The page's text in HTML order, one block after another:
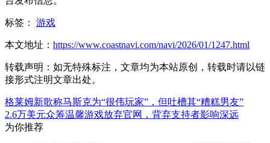
标签： 游戏
本文地址： https://www.coastnavi.com/navi/2026/01/1247.html
转载声明： 如无特殊标注，文章均为本站原创，转载时请以链
接形式注明文章出处。
格莱姆新歌称马斯克为“很伟玩家”，但吐槽其“糟糕男友”
2.6万美元众筹温馨游戏放弃官网，背弃支持者影响深远
为你推荐